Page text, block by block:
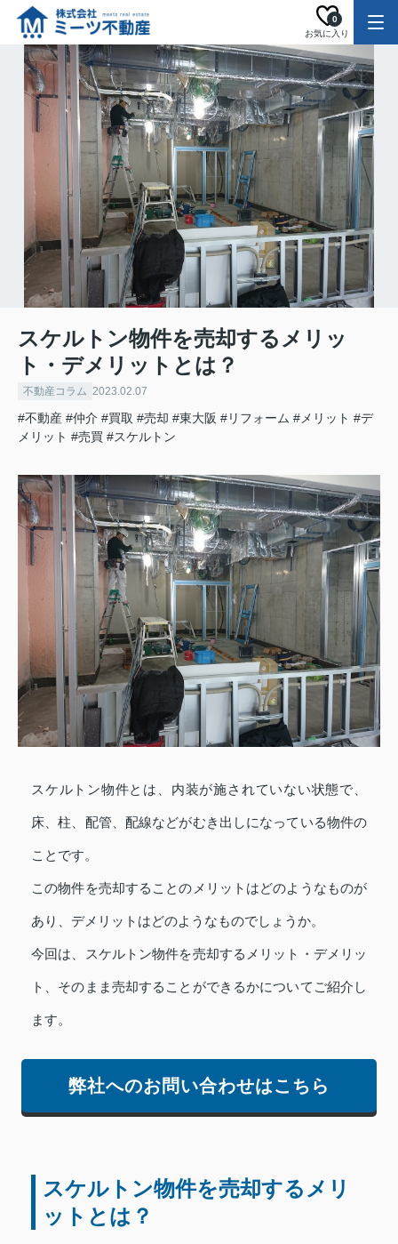
お気に入り
0
スケルトン物件を売却するメリッ
ト・デメリットとは？
不動産コラム 2023.02.07
#不動産 #仲介 #買取 #売却 #東大阪 #リフォーム #メリット #デ
メリット #売買 #スケルトン
スケルトン物件とは、内装が施されていない状態で、
床、柱、配管、配線などがむき出しになっている物件の
ことです。
この物件を売却することのメリットはどのようなものが
あり、デメリットはどのようなものでしょうか。
今回は、スケルトン物件を売却するメリット・デメリッ
ト、そのまま売却することができるかについてご紹介し
ます。
弊社へのお問い合わせはこちら
スケルトン物件を売却するメリ
ットとは？